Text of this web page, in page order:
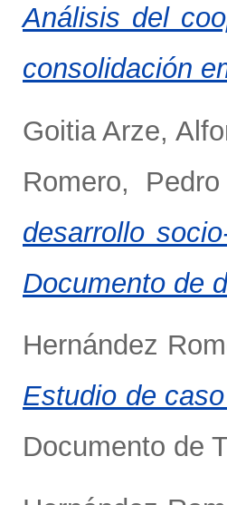
Análisis del
consolidación
Goitia Arze,
Romero,
desarrollo
Documento de
Hernández
Estudio de
Documento de